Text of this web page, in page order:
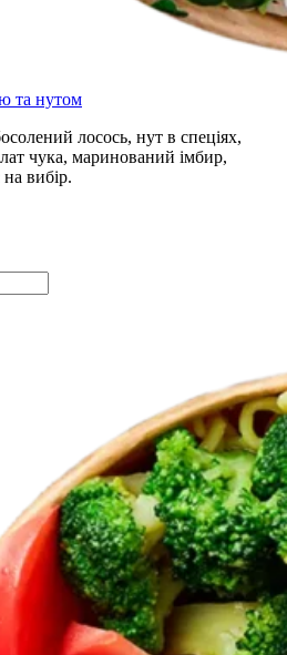
та нутом
лосось, нут в спеціях,
чука, маринований імбир,
вибір.